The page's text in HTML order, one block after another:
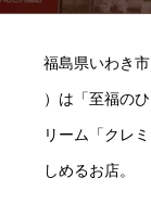
福島県いわき
）は「至福の
リーム「クレ
しめるお店。